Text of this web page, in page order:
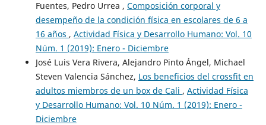
Fuentes, Pedro Urrea , Composición corporal y
desempeño de la condición física en escolares de 6 a
16 años , Actividad Física y Desarrollo Humano: Vol. 10
Núm. 1 (2019): Enero - Diciembre
José Luis Vera Rivera, Alejandro Pinto Ángel, Michael
Steven Valencia Sánchez, Los beneficios del crossfit en
adultos miembros de un box de Cali , Actividad Física
y Desarrollo Humano: Vol. 10 Núm. 1 (2019): Enero -
Diciembre